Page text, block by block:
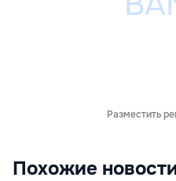
Разместить
Похожие